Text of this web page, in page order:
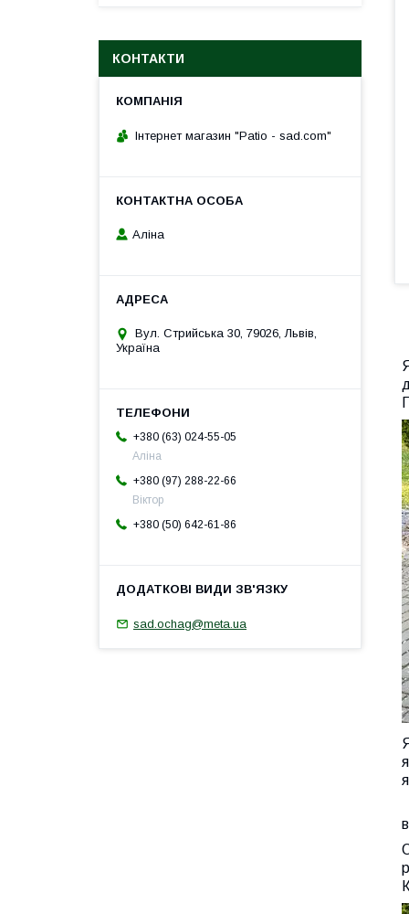
КОНТАКТИ
Інтернет магазин "Patio - sad.com"
Аліна
Вул. Стрийська 30, 79026, Львів,
Україна
+380 (63) 024-55-05
Аліна
+380 (97) 288-22-66
Віктор
+380 (50) 642-61-86
sad.ochag@meta.ua